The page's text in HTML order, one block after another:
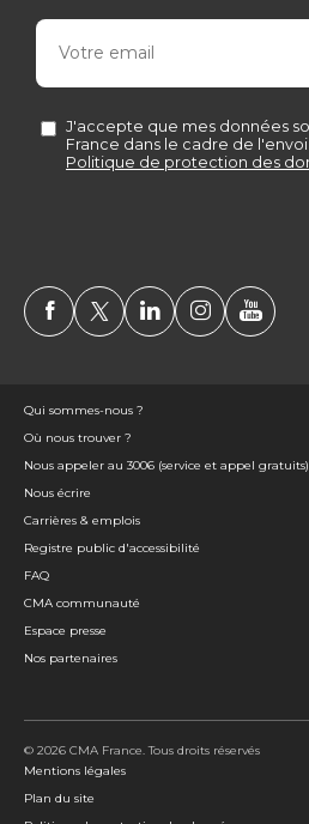
Qui sommes-nous ?
Où nous trouver ?
Nous appeler au 3006 (service et appel gratuits)
Nous écrire
Carrières & emplois
Registre public d'accessibilité
FAQ
CMA communauté
Espace presse
Nos partenaires
© 2026 CMA France. Tous droits réservés
Mentions légales
Plan du site